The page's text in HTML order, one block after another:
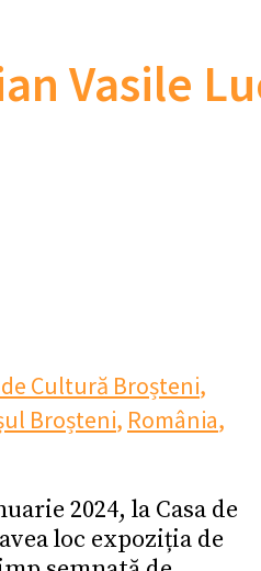
Vasile
de Cultură Broșteni,
Broșteni, România,
2024, la Casa de
loc expoziția de